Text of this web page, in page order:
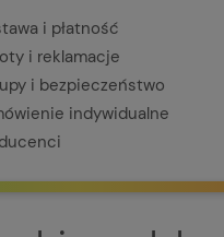
i płatność
i reklamacje
i bezpieczeństwo
indywidualne